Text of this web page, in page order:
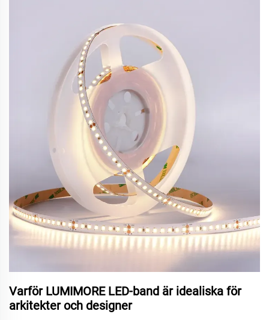
Varför LUMIMORE LED-band är idealiska för
arkitekter och designer